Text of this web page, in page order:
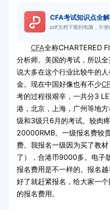
CFA考试知识点全
pdf文档下载到电脑，方便
CFA全称CHARTERED
分析师。美国的考试，所以
说大多在这个行业比较牛的
金。现在中国好像也有不少
考的过程很艰辛，一共分3
港，北京，上海，广州等地
级和3级只6月的考试。较肉
20000RMB。一级报名费较
费。我报名一级因为买了教
了），合港币9000多。电子
报名费用是不一样的。报名
好了就赶紧报名，给大家一
的报名费用。